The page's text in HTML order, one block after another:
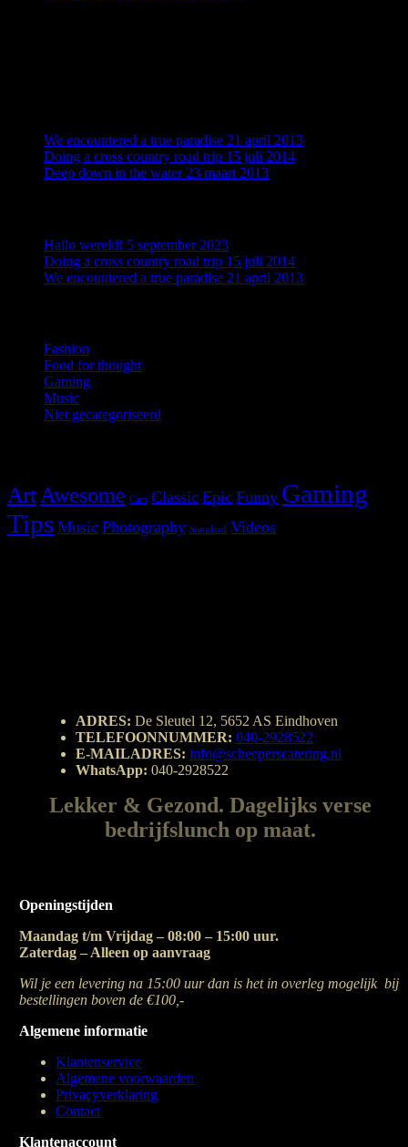
We encountered a true paradise 21 april 2013
Doing a cross country road trip 15 juli 2014
Deep down in the water 23 maart 2013
Hallo wereld! 5 september 2023
Doing a cross country road trip 15 juli 2014
We encountered a true paradise 21 april 2013
Fashion
Food for thought
Gaming
Music
Niet gecategoriseerd
Art Awesome Cars Classic Epic Funny Gaming
Tips Music Photography Standard Videos
ADRES: De Sleutel 12, 5652 AS Eindhoven
TELEFOONNUMMER: 040-2928522
E-MAILADRES: info@scheeperscatering.nl
WhatsApp: 040-2928522
Lekker & Gezond. Dagelijks verse
bedrijfslunch op maat.
Openingstijden
Maandag t/m Vrijdag – 08:00 – 15:00 uur.
Zaterdag – Alleen op aanvraag
Wil je een levering na 15:00 uur dan is het in overleg mogelijk bij
bestellingen boven de €100,-
Algemene informatie
Klantenservice
Algemene voorwaarden
Privacyverklaring
Contact
Klantenaccount